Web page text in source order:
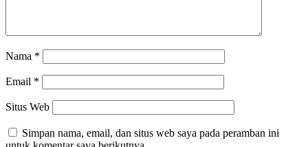
Nama *
Email *
Situs Web
Simpan nama, email, dan situs web saya pada peramban ini